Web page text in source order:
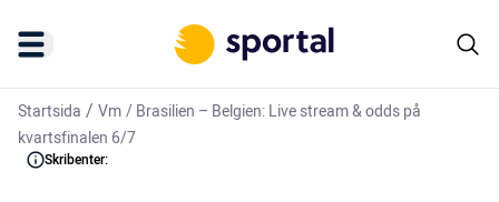
Startsida / Vm/Brasilien – Belgien: Live stream & odds på
kvartsfinalen 6/7
Skribenter: